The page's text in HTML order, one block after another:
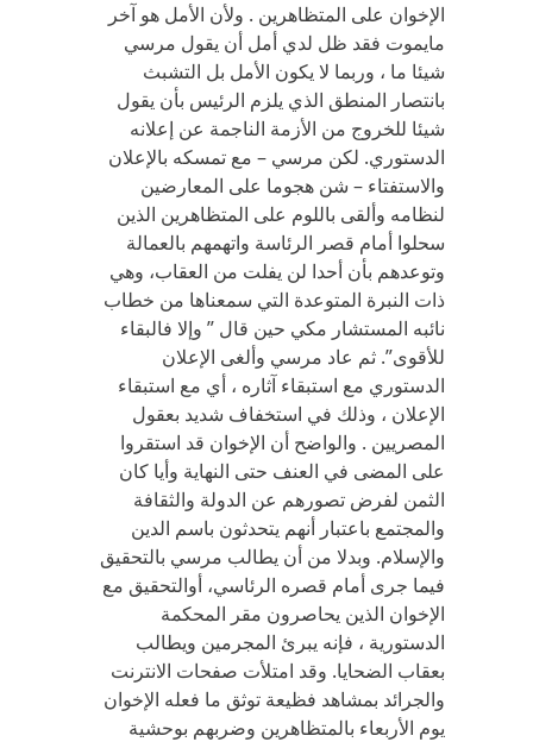
الإخوان على المتظاهرين . ولأن الأمل هو آخر
مايموت فقد ظل لدي أمل أن يقول مرسي
شيئا ما ، وربما لا يكون الأمل بل التشبث
بانتصار المنطق الذي يلزم الرئيس بأن يقول
شيئا للخروج من الأزمة الناجمة عن إعلانه
الدستوري. لكن مرسي – مع تمسكه بالإعلان
والاستفتاء – شن هجوما على المعارضين
لنظامه وألقى باللوم على المتظاهرين الذين
سحلوا أمام قصر الرئاسة واتهمهم بالعمالة
وتوعدهم بأن أحدا لن يفلت من العقاب، وهي
ذات النبرة المتوعدة التي سمعناها من خطاب
نائبه المستشار مكي حين قال ” وإلا فالبقاء
للأقوى”. ثم عاد مرسي وألغى الإعلان
الدستوري مع استبقاء آثاره ، أي مع استبقاء
الإعلان ، وذلك في استخفاف شديد بعقول
المصريين . والواضح أن الإخوان قد استقروا
على المضى في العنف حتى النهاية وأيا كان
الثمن لفرض تصورهم عن الدولة والثقافة
والمجتمع باعتبار أنهم يتحدثون باسم الدين
والإسلام. وبدلا من أن يطالب مرسي بالتحقيق
فيما جرى أمام قصره الرئاسي، أوالتحقيق مع
الإخوان الذين يحاصرون مقر المحكمة
الدستورية ، فإنه يبرئ المجرمين ويطالب
بعقاب الضحايا. وقد امتلأت صفحات الانترنت
والجرائد بمشاهد فظيعة توثق ما فعله الإخوان
يوم الأربعاء بالمتظاهرين وضربهم بوحشية